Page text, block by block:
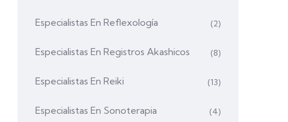
Especialistas En Reflexología (2)
Especialistas En Registros Akashicos (8)
Especialistas En Reiki (13)
Especialistas En Sonoterapia (4)